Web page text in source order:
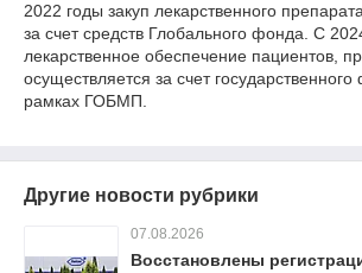
2022 годы закуп лекарственного
за счет средств Глобального фонда. С
лекарственное обеспечение пациентов,
осуществляется за счет
рамках ГОБМП.
Другие новости рубрики
07.08.2026
Восстановлены